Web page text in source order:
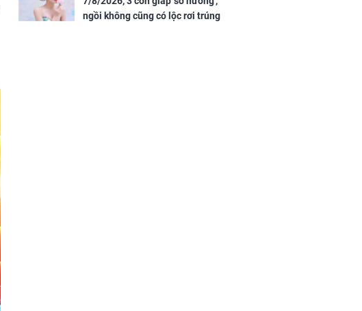
ngồi không cũng có lộc rơi trúng